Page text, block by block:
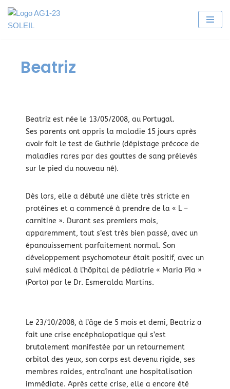
Aller
Beatriz
Beatriz est née le 13/05/2008, au Portugal.
Ses parents ont appris la maladie 15 jours après
avoir fait le test de Guthrie (dépistage précoce de
maladies rares par des gouttes de sang prélevés
sur le pied du nouveau né).
Dès lors, elle a débuté une diète très stricte en
protéines et a commencé à prendre de la « L –
carnitine ». Durant ses premiers mois,
apparemment, tout s’est très bien passé, avec un
épanouissement parfaitement normal. Son
développement psychomoteur était positif, avec un
suivi médical à l’hôpital de pédiatrie « Maria Pia »
(Porto) par le Dr. Esmeralda Martins.
Le 23/10/2008, à l’âge de 5 mois et demi, Beatriz a
fait une crise encéphalopatique qui s’est
brutalement manifestée par un retournement
orbital des yeux, son corps est devenu rigide, ses
membres raides, entraînant une hospitalisation
immédiate. Après cette crise, elle a encore été